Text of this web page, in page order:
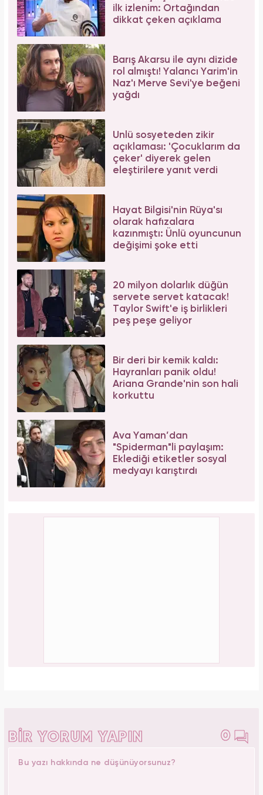
Serenay Sarıkaya, Feyza Civelek ve Blok3
dahil 8 kişinin uyuşturucu test sonucu belli
oldu!
Aslı Bekiroğlu'ndan nazar isyanı: "Düz yolda
düştüm kaslarım yırtık!"